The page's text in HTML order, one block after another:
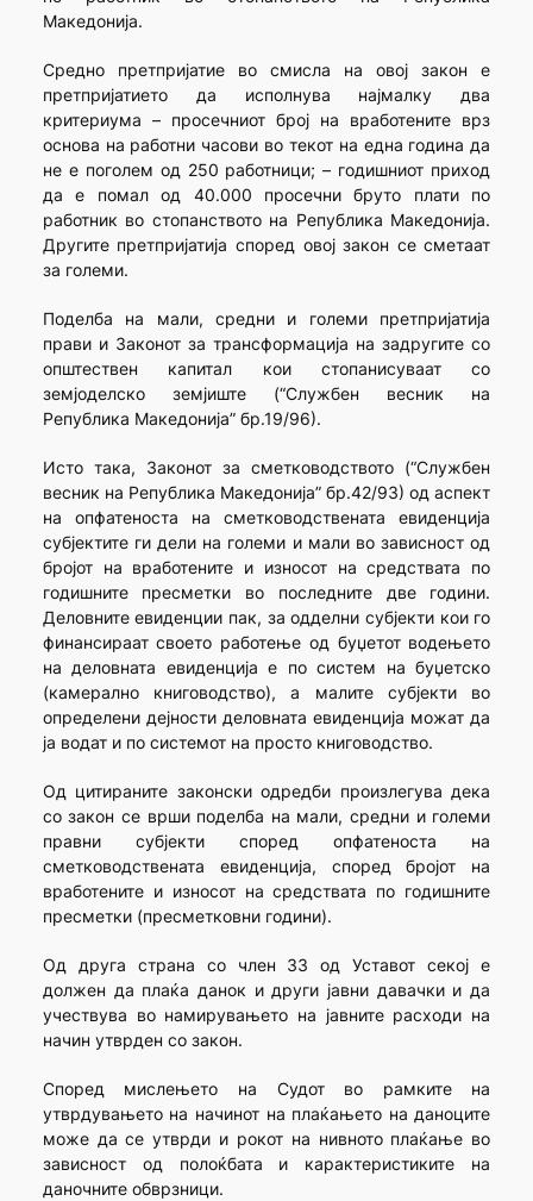
Македонија.
Средно претпријатие во смисла на овој закон е
претпријатието да исполнува најмалку два
критериума – просечниот број на вработените врз
основа на работни часови во текот на една година да
не е поголем од 250 работници; – годишниот приход
да е помал од 40.000 просечни бруто плати по
работник во стопанството на Република Македонија.
Другите претпријатија според овој закон се сметаат
за големи.
Поделба на мали, средни и големи претпријатија
прави и Законот за трансформација на задругите со
општествен капитал кои стопанисуваат со
земјоделско земјиште (“Службен весник на
Република Македонија” бр.19/96).
Исто така, Законот за сметководството (“Службен
весник на Република Македонија” бр.42/93) од аспект
на опфатеноста на сметководствената евиденција
субјектите ги дели на големи и мали во зависност од
бројот на вработените и износот на средствата по
годишните пресметки во последните две години.
Деловните евиденции пак, за одделни субјекти кои го
финансираат своето работење од буџетот водењето
на деловната евиденција е по систем на буџетско
(камерално книговодство), а малите субјекти во
определени дејности деловната евиденција можат да
ја водат и по системот на просто книговодство.
Од цитираните законски одредби произлегува дека
со закон се врши поделба на мали, средни и големи
правни субјекти според опфатеноста на
сметководствената евиденција, според бројот на
вработените и износот на средствата по годишните
пресметки (пресметковни години).
Од друга страна со член 33 од Уставот секој е
должен да плаќа данок и други јавни давачки и да
учествува во намирувањето на јавните расходи на
начин утврден со закон.
Според мислењето на Судот во рамките на
утврдувањето на начинот на плаќањето на даноците
може да се утврди и рокот на нивното плаќање во
зависност од полоќбата и карактеристиките на
даночните обврзници.